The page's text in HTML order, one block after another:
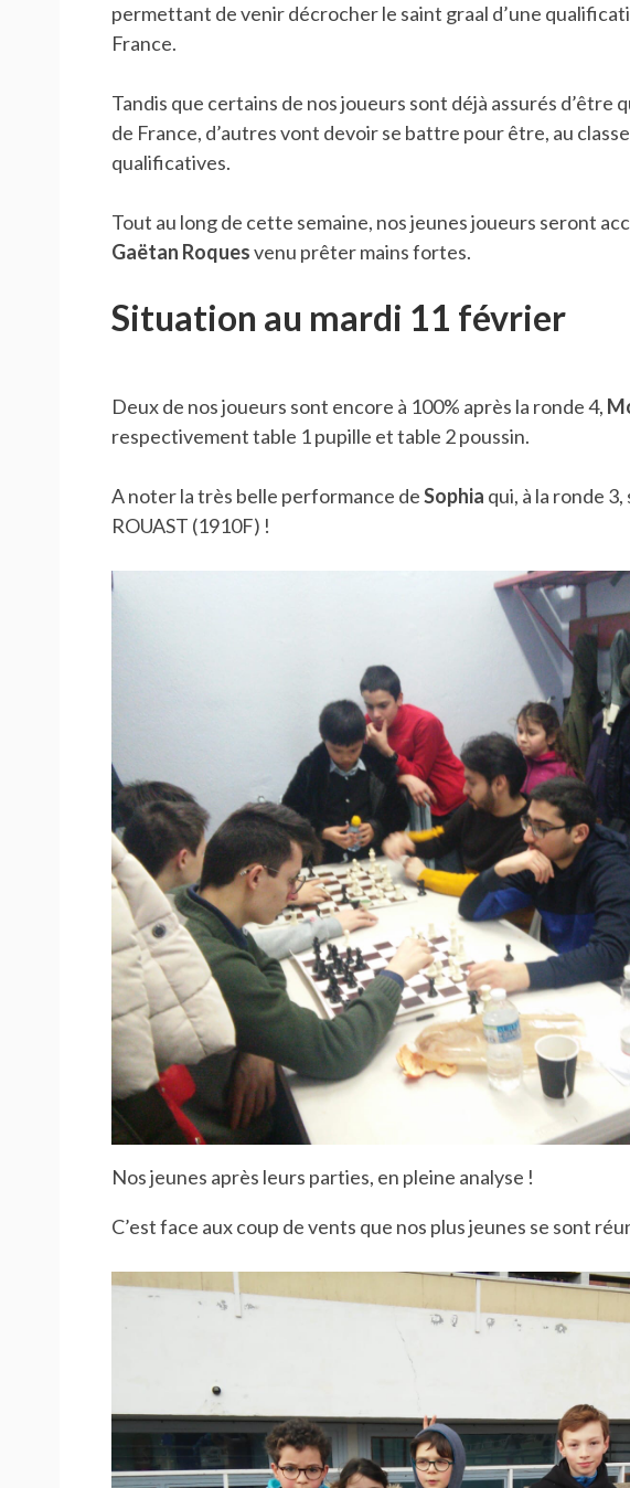
permettant de venir décrocher le saint graal d’une
France.
Tandis que certains de nos joueurs sont déjà assurés d’être
de France, d’autres vont devoir se battre pour être, au
qualificatives.
Tout au long de cette semaine, nos jeunes joueurs seront
Gaëtan Roquesvenu prêter mains fortes.
Situation au mardi 11 février
Deux de nos joueurs sont encore à 100% après la ronde 4,
respectivement table 1 pupille et table 2 poussin.
A noter la très belle performance deSophia qui, à la ronde
ROUAST (1910F) !
Nos jeunes après leurs parties, en pleine analyse !
C’est face aux coup de vents que nos plus jeunes se sont